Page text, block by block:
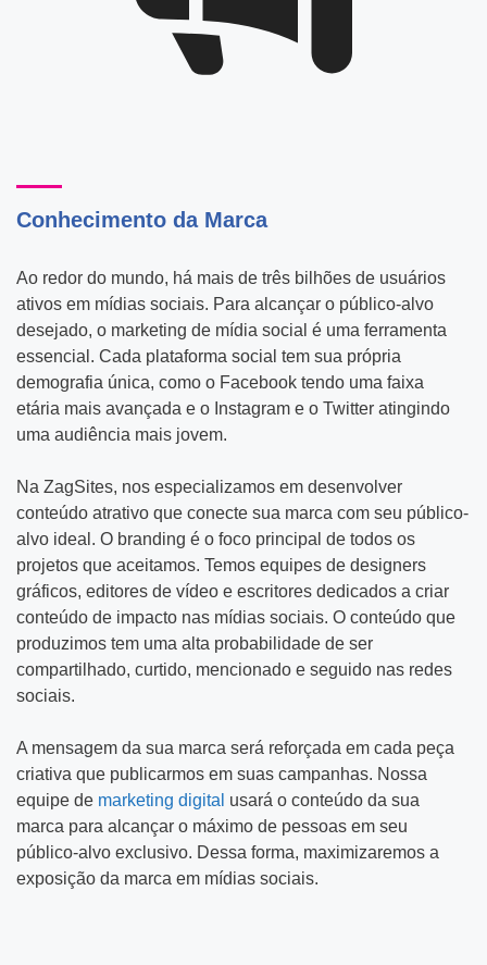
Conhecimento da Marca
Ao redor do mundo, há mais de três bilhões de usuários
ativos em mídias sociais. Para alcançar o público-alvo
desejado, o marketing de mídia social é uma ferramenta
essencial. Cada plataforma social tem sua própria
demografia única, como o Facebook tendo uma faixa
etária mais avançada e o Instagram e o Twitter atingindo
uma audiência mais jovem.
Na ZagSites, nos especializamos em desenvolver
conteúdo atrativo que conecte sua marca com seu público-
alvo ideal. O branding é o foco principal de todos os
projetos que aceitamos. Temos equipes de designers
gráficos, editores de vídeo e escritores dedicados a criar
conteúdo de impacto nas mídias sociais. O conteúdo que
produzimos tem uma alta probabilidade de ser
compartilhado, curtido, mencionado e seguido nas redes
sociais.
A mensagem da sua marca será reforçada em cada peça
criativa que publicarmos em suas campanhas. Nossa
equipe de marketing digital usará o conteúdo da sua
marca para alcançar o máximo de pessoas em seu
público-alvo exclusivo. Dessa forma, maximizaremos a
exposição da marca em mídias sociais.